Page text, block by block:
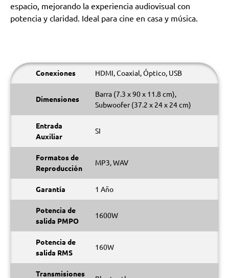
espacio, mejorando la experiencia audiovisual con
potencia y claridad. Ideal para cine en casa y música.
Conexiones HDMI, Coaxial, Óptico, USB
Dimensiones
Barra (7.3 x 90 x 11.8 cm),
Subwoofer (37.2 x 24 x 24 cm)
Entrada
Auxiliar
SI
Formatos de
Reproducción
MP3, WAV
Garantía 1 Año
Potencia de
salida PMPO
1600W
Potencia de
salida RMS
160W
Transmisiones